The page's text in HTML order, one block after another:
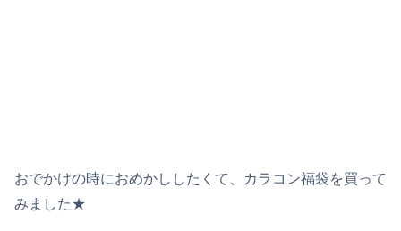
おでかけの時におめかししたくて、カラコン福袋を買って
みました★